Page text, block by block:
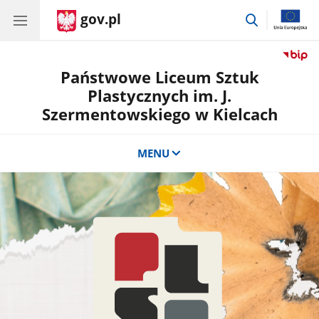
gov.pl
przejdź
Państwowe Liceum Sztuk
Plastycznych im. J.
Szermentowskiego w Kielcach
MENU